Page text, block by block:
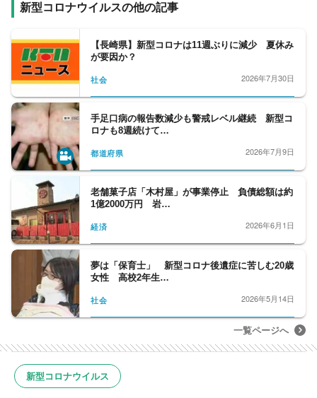
新型コロナウイルスの他の記事
【長崎県】新型コロナは11週ぶりに減少 夏休み
が要因か？
社会 2026年7月30日
手足口病の報告数減少も警戒レベル継続 新型コ
ロナも8週続けて…
都道府県 2026年7月9日
老舗菓子店「木村屋」が事業停止 負債総額は約
1億2000万円 岩…
経済 2026年6月1日
夢は「保育士」 新型コロナ後遺症に苦しむ20歳
女性 高校2年生…
社会 2026年5月14日
一覧ページへ
新型コロナウイルス